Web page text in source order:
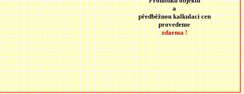
a
předběžnou kalkulaci cen
provedeme
zdarma !